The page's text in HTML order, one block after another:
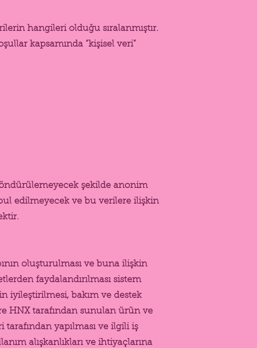
hangileri olduğu sıralanmıştır.
kapsamında “kişisel veri”
şekilde anonim
edilmeyecek ve bu verilere ilişkin
oluşturulması ve buna ilişkin
faydalandırılması sistem
iyileştirilmesi, bakım ve destek
HNX tarafından sunulan ürün ve
yapılması ve ilgili iş
alışkanlıkları ve ihtiyaçlarına